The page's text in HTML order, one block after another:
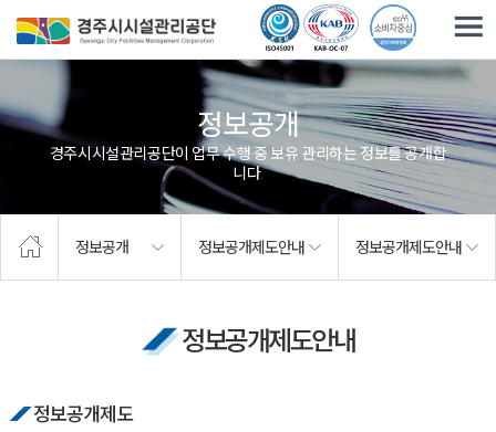
정보공개
경주시시설관리공단이 업무 수행 중 보유·관리하는 정보를 공개합
니다.
정보공개 정보공개제도안내 정보공개제도안내
정보공개제도안내
정보공개제도